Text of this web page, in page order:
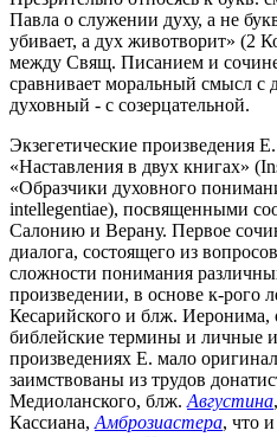
Павла о служении духу, а не
убивает, а дух животворит» (2
между Свящ. Писанием и
сравнивает моральный смысл с
духовный - с созерцательной.
Экзегетические произведения
«Наставления в двух книгах»
«Образчики духовного
intellegentiae), посвященными
Салонию и Верану. Первое
диалога, состоящего из
сложности понимания
произведении, в основе к-рого
Кесарийского и блж. Иеронима,
библейские термины и личные
произведениях Е. мало
заимствованы из трудов
Медиоланского, блж. Августина
Кассиана, Амброзиастера, что